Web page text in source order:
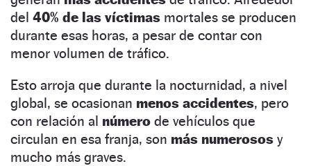
del 40% de las víctimas mortales se producen
durante esas horas, a pesar de contar con
menor volumen de tráfico.
Esto arroja que durante la nocturnidad, a nivel
global, se ocasionan menos accidentes, pero
con relación al número de vehículos que
circulan en esa franja, son más numerosos y
mucho más graves.